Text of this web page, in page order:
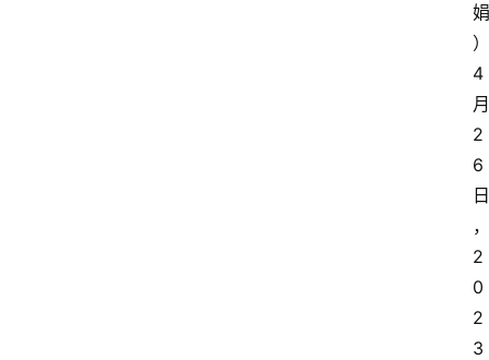
娟
）
4
月
2
6
日
，
2
0
2
3